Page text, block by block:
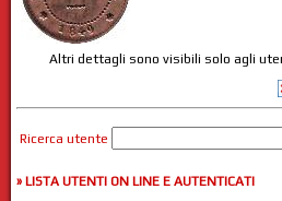
Altri dettagli sono visibili solo agli
Ricerca utente
» LISTA UTENTI ON LINE E AUTENTICATI